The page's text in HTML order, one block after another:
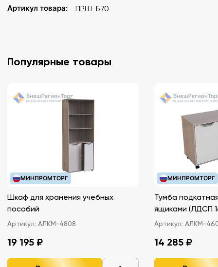
Артикул товара: ПРШ-Б70
Популярные товары
МИНПРОМТОРГ
Шкаф для хранения учебных
пособий
Артикул: АЛКМ-4808
19 195 ₽
МИНПРОМТОРГ
Тумба
ящиками
Артикул: АЛКМ-
14 285 ₽